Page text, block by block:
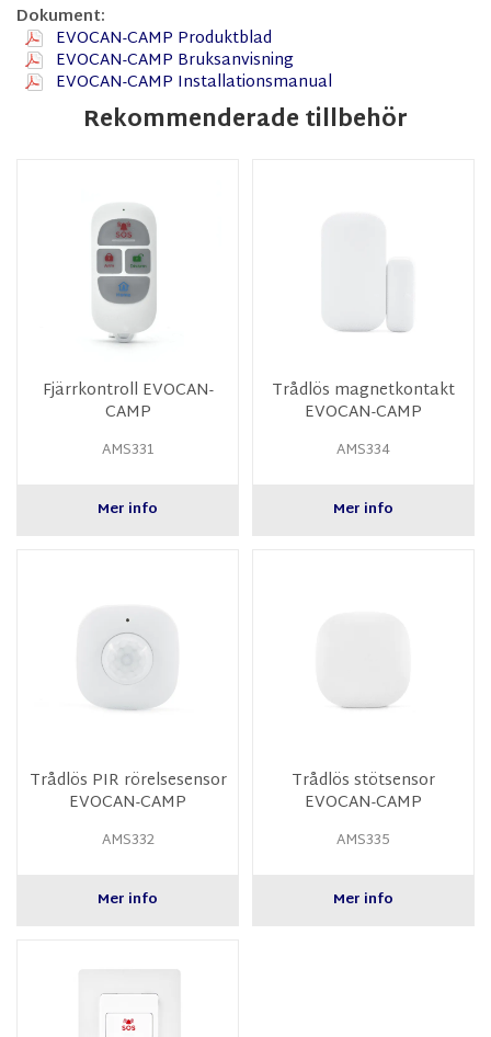
Dokument:
EVOCAN-CAMP Produktblad
EVOCAN-CAMP Bruksanvisning
EVOCAN-CAMP Installationsmanual
Rekommenderade tillbehör
Fjärrkontroll EVOCAN-
CAMP
AMS331
Mer info
Trådlös magnetkontakt
EVOCAN-CAMP
AMS334
Mer info
Trådlös PIR rörelsesensor
EVOCAN-CAMP
AMS332
Mer info
Trådlös stötsensor
EVOCAN-CAMP
AMS335
Mer info